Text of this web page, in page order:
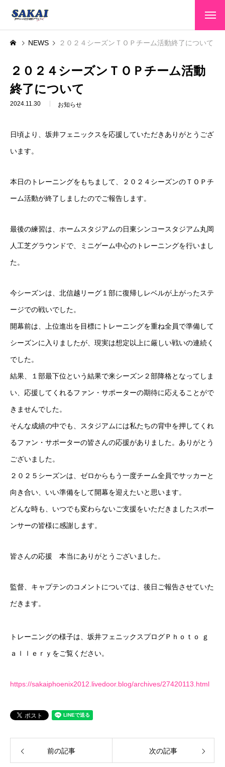
HOME トップページ
CLUB INFO クラブ情報
TEAMS
NEWS ２０２４シーズンＴＯＰチーム活動終了について
２０２４シーズンＴＯＰチーム活動
終了について
2024.11.30 お知らせ
日頃より、坂井フェニックスを応援していただきありがとうござ
います。
本日のトレーニングをもちまして、２０２４シーズンのＴＯＰチ
ーム活動が終了しましたのでご報告します。
最後の練習は、ホームスタジアムの日東シンコースタジアム丸岡
人工芝グラウンドで、ミニゲーム中心のトレーニングを行いまし
た。
今シーズンは、北信越リーグ１部に復帰しレベルが上がったステ
ージでの戦いでした。
開幕前は、上位進出を目標にトレーニングを重ね全員で準備して
シーズンに入りましたが、現実は想定以上に厳しい戦いの連続く
でした。
結果、１部最下位という結果で来シーズン２部降格となってしま
い、応援してくれるファン・サポーターの期待に応えることがで
きませんでした。
そんな成績の中でも、スタジアムには私たちの背中を押してくれ
るファン・サポーターの皆さんの応援がありました。ありがとう
ございました。
２０２５シーズンは、ゼロからもう一度チーム全員でサッカーと
向き合い、いい準備をして開幕を迎えたいと思います。
どんな時も、いつでも変わらないご支援をいただきましたスポー
ンサーの皆様に感謝します。
皆さんの応援 本当にありがとうございました。
監督、キャプテンのコメントについては、後日ご報告させていた
だきます。
トレーニングの様子は、坂井フェニックスプログＰｈｏｔｏ ｇ
ａｌｌｅｒｙをご覧ください。
https://sakaiphoenix2012.livedoor.blog/archives/27420113.html
前の記事 次の記事